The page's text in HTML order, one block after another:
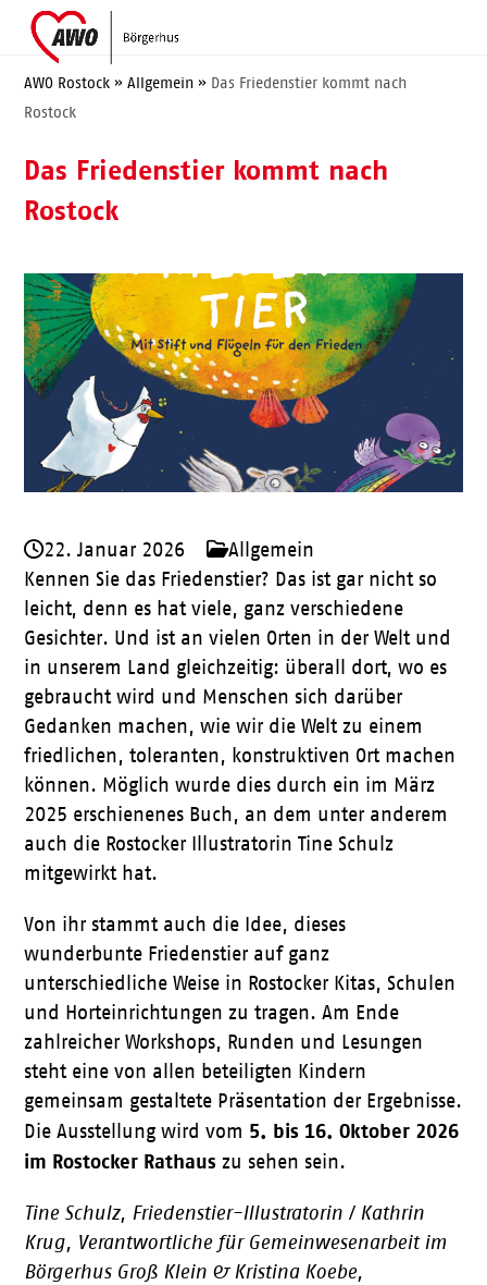
Skip
content
Open
mobile
menu
Close
mobile
menu
AWO Rostock »Allgemein » Das Friedenstier kommt nach
Rostock
Das Friedenstier kommt nach
Rostock
22. Januar 2026
Allgemein
Kennen Sie das Friedenstier? Das ist gar nicht so
leicht, denn es hat viele, ganz verschiedene
Gesichter. Und ist an vielen Orten in der Welt und
in unserem Land gleichzeitig: überall dort, wo es
gebraucht wird und Menschen sich darüber
Gedanken machen, wie wir die Welt zu einem
friedlichen, toleranten, konstruktiven Ort machen
können. Möglich wurde dies durch ein im März
2025 erschienenes Buch, an dem unter anderem
auch die Rostocker Illustratorin Tine Schulz
mitgewirkt hat.
Von ihr stammt auch die Idee, dieses
wunderbunte Friedenstier auf ganz
unterschiedliche Weise in Rostocker Kitas, Schulen
und Horteinrichtungen zu tragen. Am Ende
zahlreicher Workshops, Runden und Lesungen
steht eine von allen beteiligten Kindern
gemeinsam gestaltete Präsentation der Ergebnisse.
Die Ausstellung wird vom 5. bis 16. Oktober 2026
im Rostocker Rathauszu sehen sein.
Tine Schulz, Friedenstier-Illustratorin / Kathrin
Krug, Verantwortliche für Gemein­wesenarbeit im
Börgerhus Groß Klein & Kristina Koebe,